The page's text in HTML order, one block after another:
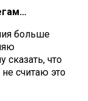
больше
сказать, что
считаю это